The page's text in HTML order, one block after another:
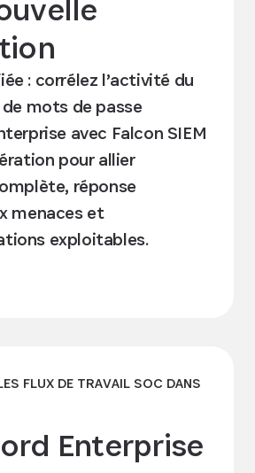
: corrélez l’activité du
mots de passe
avec Falcon SIEM
pour allier
réponse
menaces et
exploitables.
FLUX DE TRAVAIL SOC DANS
Enterprise